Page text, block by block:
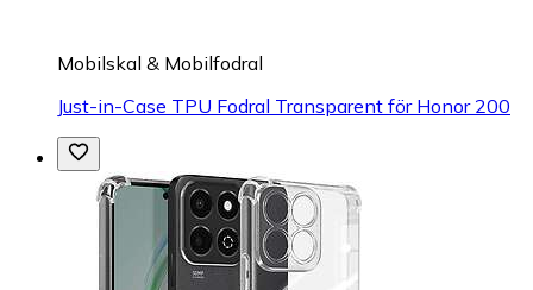
Mobilskal & Mobilfodral
Just-in-Case TPU Fodral Transparent för Honor 200